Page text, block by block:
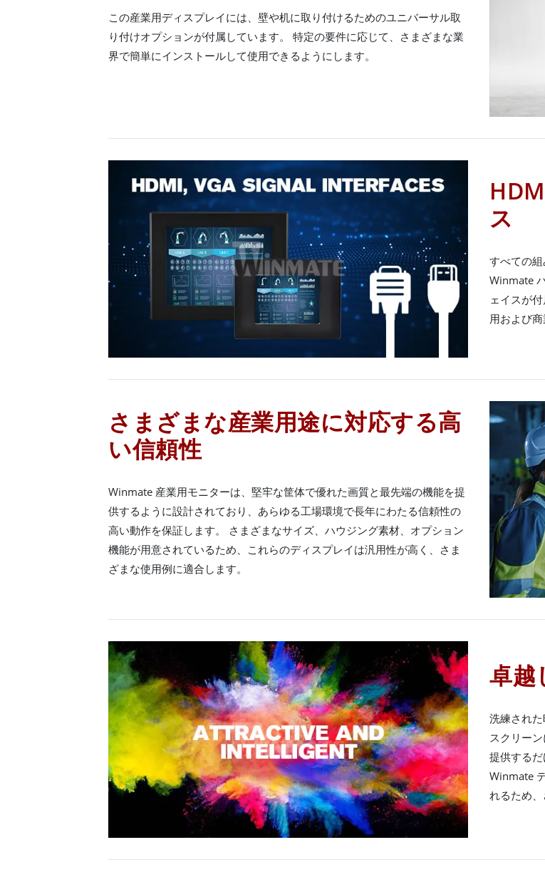
この産業用ディスプレイには、壁や机に取り付けるためのユニバーサル取
り付けオプションが付属しています。 特定の要件に応じて、さまざまな業
界で簡単にインストールして使用できるようにします。
ス
すべての
Winmate
ェイスが
用および
さまざまな産業用途に対応する高
い信頼性
Winmate 産業用モニターは、堅牢な筐体で優れた画質と最先端の機能を提
供するように設計されており、あらゆる工場環境で長年にわたる信頼性の
高い動作を保証します。 さまざまなサイズ、ハウジング素材、オプション
機能が用意されているため、これらのディスプレイは汎用性が高く、さま
ざまな使用例に適合します。
卓越
洗練され
スクリー
提供する
Winmate
れるため、